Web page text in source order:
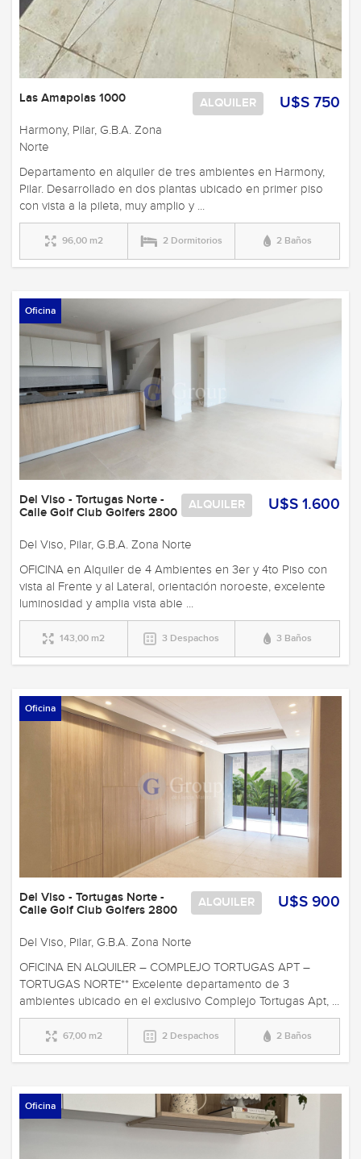
U$S 750
ALQUILER
Las Amapolas 1000
Harmony, Pilar, G.B.A. Zona
Norte
Departamento en alquiler de tres ambientes en Harmony,
Pilar. Desarrollado en dos plantas ubicado en primer piso
con vista a la pileta, muy amplio y ...
96,00 m2 2 Dormitorios 2 Baños
Oficina
U$S 1.600
ALQUILER
Del Viso - Tortugas Norte -
Calle Golf Club Golfers 2800
Del Viso, Pilar, G.B.A. Zona Norte
OFICINA en Alquiler de 4 Ambientes en 3er y 4to Piso con
vista al Frente y al Lateral, orientación noroeste, excelente
luminosidad y amplia vista abie ...
143,00 m2 3 Despachos 3 Baños
Oficina
U$S 900
ALQUILER
Del Viso - Tortugas Norte -
Calle Golf Club Golfers 2800
Del Viso, Pilar, G.B.A. Zona Norte
OFICINA EN ALQUILER – COMPLEJO TORTUGAS APT –
TORTUGAS NORTE** Excelente departamento de 3
ambientes ubicado en el exclusivo Complejo Tortugas Apt, ...
67,00 m2 2 Despachos 2 Baños
Oficina